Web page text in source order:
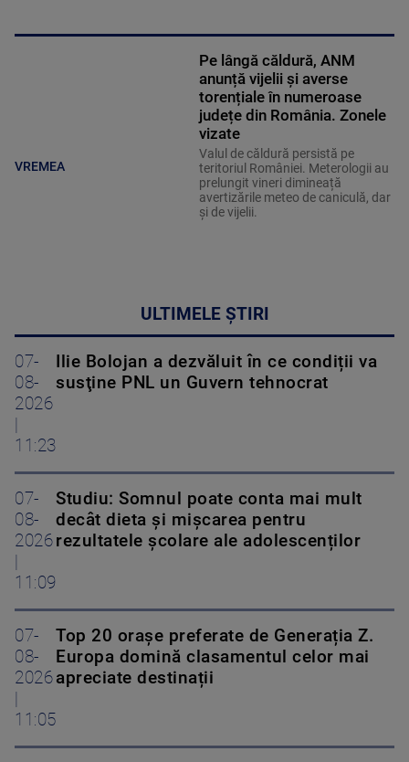
VREMEA
Pe lângă căldură, ANM
anunță vijelii și averse
torențiale în numeroase
județe din România. Zonele
vizate
Valul de căldură persistă pe
teritoriul României. Meterologii au
prelungit vineri dimineață
avertizările meteo de caniculă, dar
și de vijelii.
ULTIMELE ȘTIRI
07-
08-
2026
11:23
Ilie Bolojan a dezvăluit în ce condiții va
susţine PNL un Guvern tehnocrat
07-
08-
2026
11:09
Studiu: Somnul poate conta mai mult
decât dieta și mișcarea pentru
rezultatele școlare ale adolescenților
07-
08-
2026
11:05
Top 20 orașe preferate de Generația Z.
Europa domină clasamentul celor mai
apreciate destinații